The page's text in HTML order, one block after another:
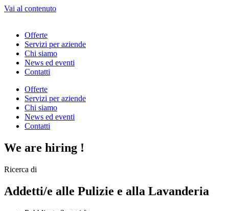
Vai al contenuto
Offerte
Servizi per aziende
Chi siamo
News ed eventi
Contatti
Offerte
Servizi per aziende
Chi siamo
News ed eventi
Contatti
We are hiring !
Ricerca di
Addetti/e alle Pulizie e alla Lavanderia